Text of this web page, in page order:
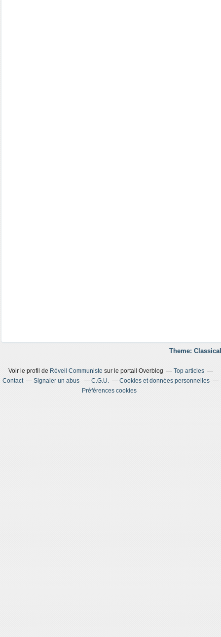
Theme:
Voir le profil de Réveil Communiste sur le portail Overblog
Top articles
Contact
Signaler un abus C.G.U.
Cookies et données personnelles
Préférences cookies